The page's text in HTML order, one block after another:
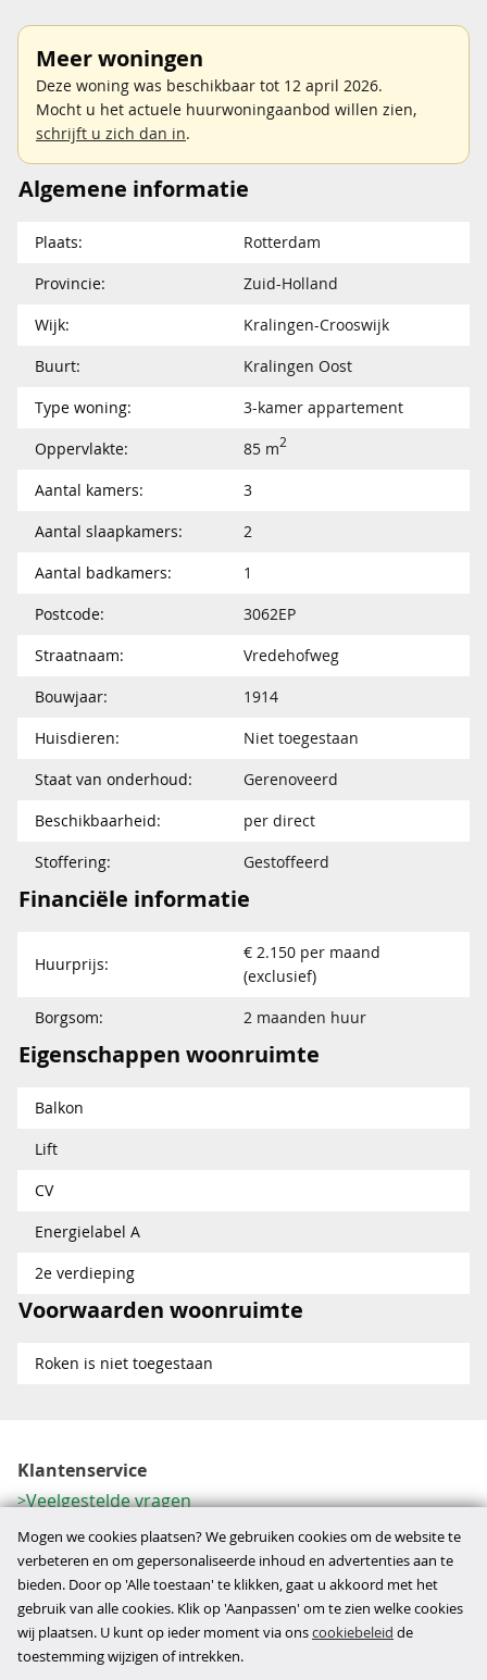
Meer woningen
Deze woning was beschikbaar tot 12 april 2026.
Mocht u het actuele huurwoningaanbod willen zien,
schrijft u zich dan in.
Algemene informatie
Plaats:
Rotterdam
Provincie:
Zuid-Holland
Wijk:
Kralingen-Crooswijk
Buurt:
Kralingen Oost
Type woning:
3-kamer appartement
Oppervlakte:
85 m2
Aantal kamers:
3
Aantal slaapkamers:
2
Aantal badkamers:
1
Postcode:
3062EP
Straatnaam:
Vredehofweg
Bouwjaar:
1914
Huisdieren:
Niet toegestaan
Staat van onderhoud:
Gerenoveerd
Beschikbaarheid:
per direct
Stoffering:
Gestoffeerd
Financiële informatie
Huurprijs:
€ 2.150 per maand
(exclusief)
Borgsom:
2 maanden huur
Eigenschappen woonruimte
Balkon
Lift
CV
Energielabel A
2e verdieping
Voorwaarden woonruimte
Roken is niet toegestaan
Klantenservice
Veelgestelde vragen
Contactformulier
Herroeping
Over ons
Bedrijfsgegevens
Werkwijze
Mogen we cookies plaatsen? We gebruiken cookies om de website te
verbeteren en om gepersonaliseerde inhoud en advertenties aan te
bieden. Door op 'Alle toestaan' te klikken, gaat u akkoord met het
gebruik van alle cookies. Klik op 'Aanpassen' om te zien welke cookies
wij plaatsen. U kunt op ieder moment via onscookiebeleid de
toestemming wijzigen of intrekken.